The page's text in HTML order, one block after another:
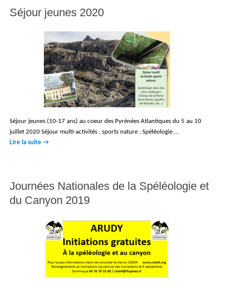
Séjour jeunes 2020
Séjour jeunes (10-17 ans) au coeur des Pyrénées Atlantiques du 5 au 10
juillet 2020 Séjour multi-activités ; sports nature ; Spéléologie …
Lire la suite →
Journées Nationales de la Spéléologie et
du Canyon 2019